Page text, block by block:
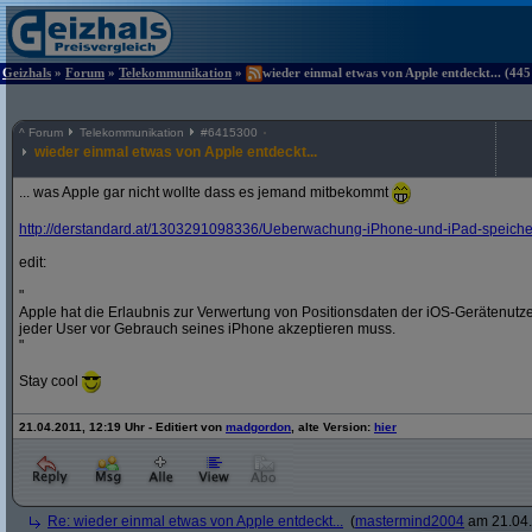
Geizhals » Forum » Telekommunikation » wieder einmal etwas von Apple entdeckt...
^ Forum Telekommunikation #6415300
wieder einmal etwas von Apple entdeckt...
... was Apple gar nicht wollte dass es jemand mitbekommt
http://derstandard.at/1303291098336/Ueberwachung-iPhone-und-iPad-
edit:
"
Apple hat die Erlaubnis zur Verwertung von Positionsdaten der iOS-
jeder User vor Gebrauch seines iPhone akzeptieren muss.
"
Stay cool
21.04.2011, 12:19 Uhr - Editiert von madgordon , alte Version: hier
Re: wieder einmal etwas von Apple entdeckt... (mastermind2004 am